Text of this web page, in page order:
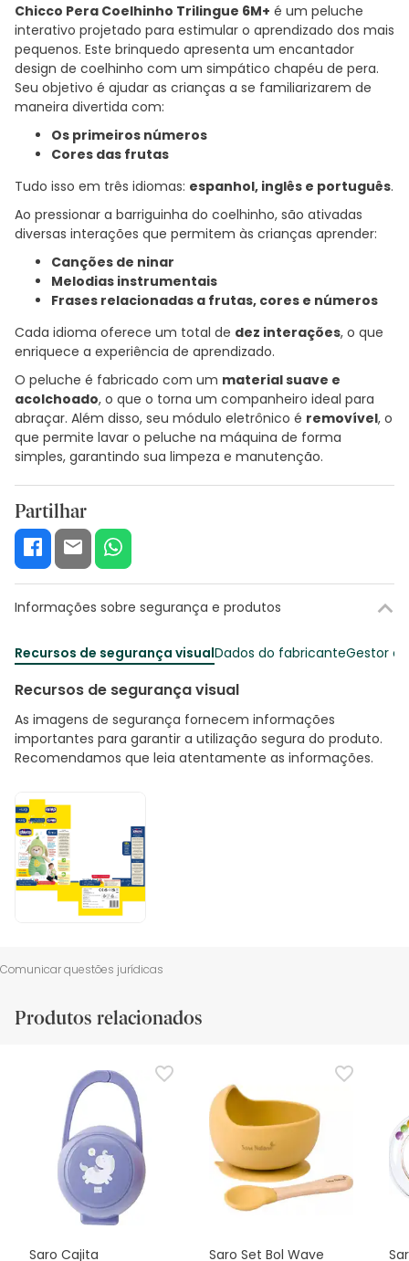
Chicco Pera Coelhinho Trilingue 6M+ é um peluche
interativo projetado para estimular o aprendizado dos mais
pequenos. Este brinquedo apresenta um encantador
design de coelhinho com um simpático chapéu de pera.
Seu objetivo é ajudar as crianças a se familiarizarem de
maneira divertida com:
Os primeiros números
Cores das frutas
Tudo isso em três idiomas: espanhol, inglês e português.
Ao pressionar a barriguinha do coelhinho, são ativadas
diversas interações que permitem às crianças aprender:
Canções de ninar
Melodias instrumentais
Frases relacionadas a frutas, cores e números
Cada idioma oferece um total de dez interações, o que
enriquece a experiência de aprendizado.
O peluche é fabricado com um material suave e
acolchoado, o que o torna um companheiro ideal para
abraçar. Além disso, seu módulo eletrônico é removível, o
que permite lavar o peluche na máquina de forma
simples, garantindo sua limpeza e manutenção.
Partilhar
Informações sobre segurança e produtos
Recursos de segurança visualDados do fabricanteGestor
Recursos de segurança visual
As imagens de segurança fornecem informações
importantes para garantir a utilização segura do produto.
Recomendamos que leia atentamente as informações.
Comunicar questões jurídicas
Produtos relacionados
Saro Cajita Saro Set Bol Wave